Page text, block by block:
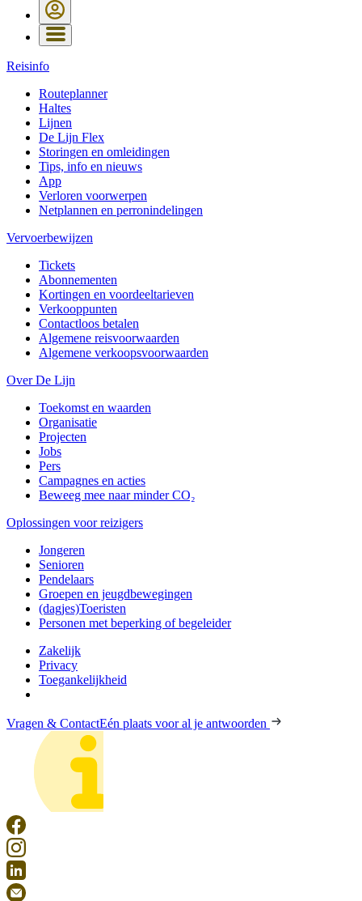
Reisinfo
Routeplanner
Haltes
Lijnen
De Lijn Flex
Storingen en omleidingen
Tips, info en nieuws
App
Verloren voorwerpen
Netplannen en perronindelingen
Vervoerbewijzen
Tickets
Abonnementen
Kortingen en voordeeltarieven
Verkooppunten
Contactloos betalen
Algemene reisvoorwaarden
Algemene verkoopsvoorwaarden
Over De Lijn
Toekomst en waarden
Organisatie
Projecten
Jobs
Pers
Campagnes en acties
Beweeg mee naar minder CO₂
Oplossingen voor reizigers
Jongeren
Senioren
Pendelaars
Groepen en jeugdbewegingen
(dagjes)Toeristen
Personen met beperking of begeleider
Zakelijk
Privacy
Toegankelijkheid
Vragen & ContactEén plaats voor al je antwoorden